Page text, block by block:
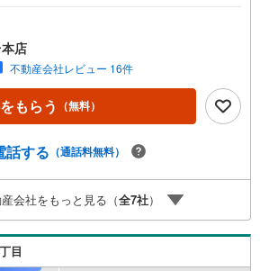
の強み～仙台市を中心に宮城県内の多数店
ちらでは当社の強みを大きく2つに分けてご
な不動産知識＞戸建・マンション・土地...
不動産を取り扱っております。更に教育施
、子育て環境や行政などの地域情報を総合
より良い物件選びをして頂けるよう、しっか
入】【売却】【引っ越し】【リフォーム】な
各種税金についても、誠心誠意ご説明させ
店舗ではキッズスペースも完備！お子様連
是非お越しください。営業時間:10:00～18:
水曜日※店舗により変動あり）現地のご案
で、どうぞお気軽にお問い合わせくださ
店
不動産会社レビュー 16件
もらう （無料）
話する （通話料無料）
会社をもっと見る（全7社）
目